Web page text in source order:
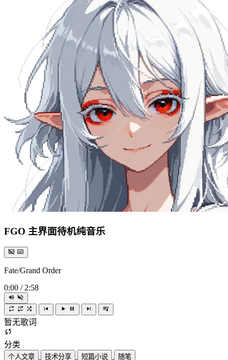
FGO 主界面待机纯音乐
Fate/Grand Order
0:00 / 2:58
暂无歌词
分类
个人文章 技术分享 短篇小说 随笔